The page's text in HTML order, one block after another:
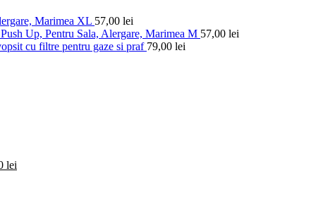
Marimea XL 57,00 lei
Up, Pentru Sala, Alergare, Marimea M 57,00 lei
cu filtre pentru gaze si praf 79,00 lei
lei